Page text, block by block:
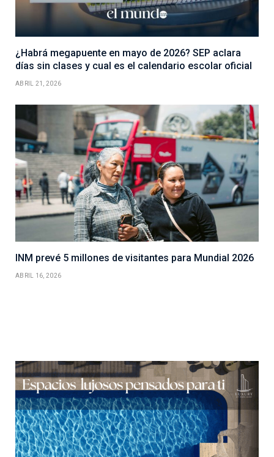
¿Habrá megapuente en mayo de 2026? SEP aclara
días sin clases y cual es el calendario escolar oficial
ABRIL 21, 2026
INM prevé 5 millones de visitantes para Mundial 2026
ABRIL 16, 2026